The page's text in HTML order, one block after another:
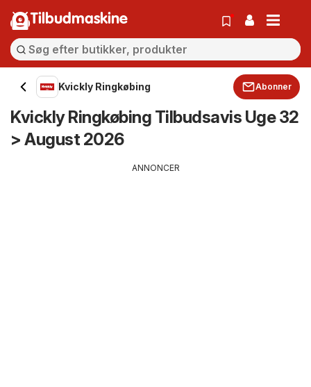
Tilbudmaskine
Kvickly Ringkøbing Abonner
Kvickly Ringkøbing Tilbudsavis Uge 32
> August 2026
ANNONCER